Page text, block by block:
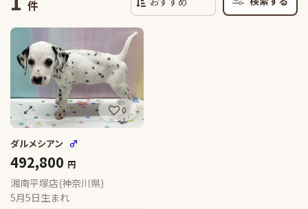
件
0
ダルメシアン ♂
492,800 円
湘南平塚店(神奈川県)
5月5日生まれ